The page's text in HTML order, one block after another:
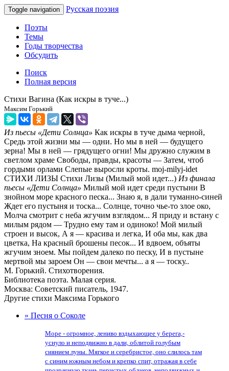
Toggle navigation Русская поэзия
Поэты
Темы
Годы творчества
Обсудить
Поиск
Полная версия
Стихи Вагина (Как искры в туче...)
Максим Горький
Из пьесы «Дети Солнца» Как искры в туче дыма черной,
Средь этой жизни мы — одни. Но мы в ней — будущего
зерна! Мы в ней — грядущего огни! Мы дружно служим в
светлом храме Свободы, правды, красоты — Затем, чтоб
гордыми орлами Слепые выросли кроты. moj-milyj-idet
СТИХИ ЛИЗЫ Стихи Лизы (Милый мой идет...) Из финала
пьесы «Дети Солнца» Милый мой идет среди пустыни В
знойном море красного песка... Знаю я, в дали туманно-синей
Ждет его пустыня и тоска... Солнце, точно чье-то злое око,
Молча смотрит с неба жгучим взглядом... Я приду и встану с
милым рядом — Трудно ему там и одиноко! Мой милый
строен и высок, А я — красива и легка, И оба мы, как два
цветка, На красный брошены песок... И вдвоем, объяты
жгучим зноем. Мы пойдем далеко по песку, И в пустыне
мертвой мы зароем Он — свои мечты... а я — тоску..
М. Горький. Стихотворения.
Библиотека поэта. Малая серия.
Москва: Советский писатель, 1947.
Другие стихи Максима Горького
» Песня о Соколе
Море - огромное, лениво вздыхающее у берега,-
уснуло и неподвижно в дали, облитой голубым
сиянием луны. Мягкое и серебристое, оно слилось там
с синим южным небом и крепко спит, отражая в себе